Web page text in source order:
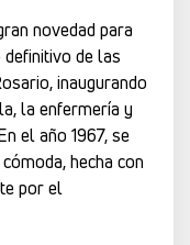
novedad para
de las
inaugurando
la enfermería y
el año 1967, se
hecha con
por el